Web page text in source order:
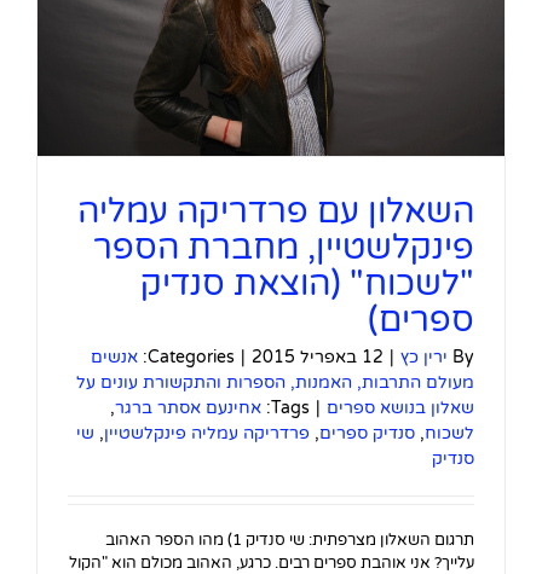
השאלון עם פרדריקה עמליה
פינקלשטיין, מחברת הספר
"לשכוח" (הוצאת סנדיק
ספרים)
By ירין כץ | 12 באפריל 2015 |
Categories: אנשים
מעולם התרבות, האמנות, הספרות והתקשורת עונים על
שאלון בנושא ספרים |
Tags: אחינעם אסתר ברגר,
לשכוח, סנדיק ספרים, פרדריקה עמליה פינקלשטיין, שי
סנדיק
תרגום השאלון מצרפתית: שי סנדיק 1) מהו הספר האהוב
עלייך? אני אוהבת ספרים רבים. כרגע, האהוב מכולם הוא "הקול